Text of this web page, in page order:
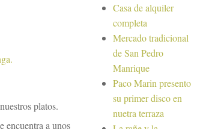
platos.
encuentra a unos
Casa de alquiler
completa
Mercado tradicional
de San Pedro
Manrique
Paco Marin presento
su primer disco en
nuetra terraza